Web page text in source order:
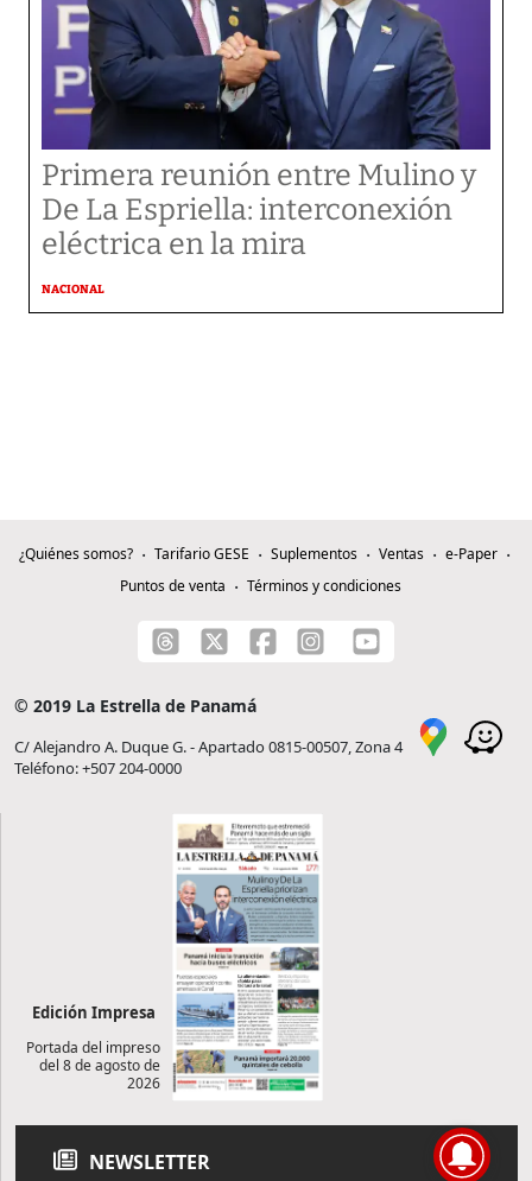
Primera reunión entre Mulino y
De La Espriella: interconexión
eléctrica en la mira
NACIONAL
¿Quiénes somos? Tarifario GESE Suplementos Ventas
e-Paper
Puntos de venta
Términos y condiciones
© 2019 La Estrella de Panamá
C/ Alejandro A. Duque G. - Apartado 0815-00507, Zona 4
Teléfono: +507 204-0000
Edición Impresa
Portada del impreso
del 8 de agosto de
2026
NEWSLETTER